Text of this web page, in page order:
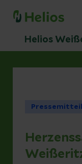
Helios